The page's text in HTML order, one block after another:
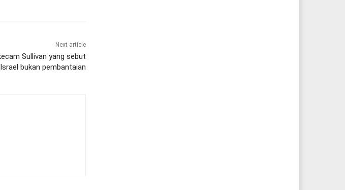
Next article
Sullivan yang sebut
bukan pembantaian